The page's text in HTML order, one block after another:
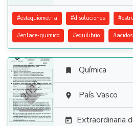
#estequiometria #disoluciones #
#enlace-quimico #equilibrio #

 Química
 País Vasco
 Extraordinaria